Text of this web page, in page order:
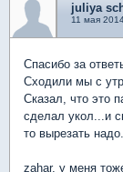
juliya
11 мая
Спасибо за
Сходили мы с
Сказал, что это
сделал укол...и
то вырезать
zahar, у меня